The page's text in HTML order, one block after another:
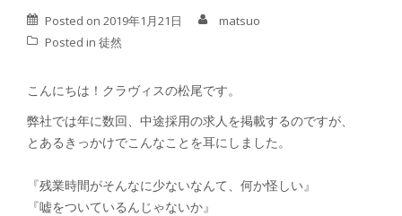
Posted on 2019年1月21日
matsuo
Posted in 徒然
こんにちは！クラヴィスの松尾です。
弊社では年に数回、中途採用の求人を掲載するのですが、
とあるきっかけでこんなことを耳にしました。
『残業時間がそんなに少ないなんて、何か怪しい』
『嘘をついているんじゃないか』